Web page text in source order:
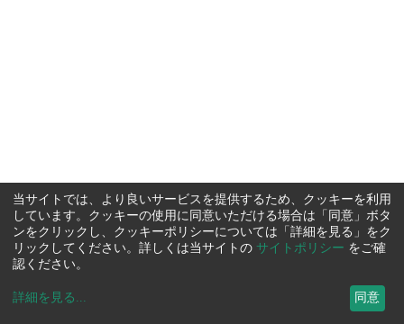
当サイトでは、より良いサービスを提供するため、クッキーを利用
しています。クッキーの使用に同意いただける場合は「同意」ボタ
ンをクリックし、クッキーポリシーについては「詳細を見る」をク
リックしてください。詳しくは当サイトの サイトポリシー をご確
認ください。
詳細を見る ... 同意